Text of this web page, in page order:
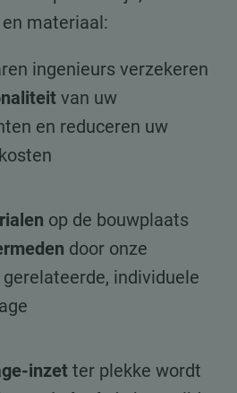
materiaal:
ingenieurs verzekeren
van uw
en reduceren uw
op de bouwplaats
door onze
individuele
inzet ter plekke wordt